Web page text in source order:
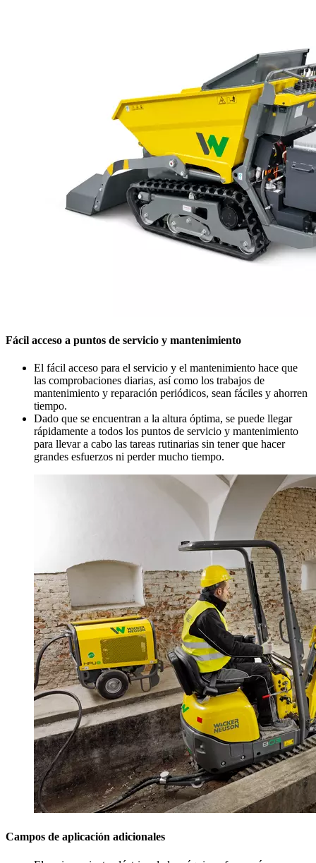
Fácil acceso a puntos de servicio y mantenimiento
El fácil acceso para el servicio y el mantenimiento hace que
las comprobaciones diarias, así como los trabajos de
mantenimiento y reparación periódicos, sean fáciles y ahorren
tiempo.
Dado que se encuentran a la altura óptima, se puede llegar
rápidamente a todos los puntos de servicio y mantenimiento
para llevar a cabo las tareas rutinarias sin tener que hacer
grandes esfuerzos ni perder mucho tiempo.
Campos de aplicación adicionales